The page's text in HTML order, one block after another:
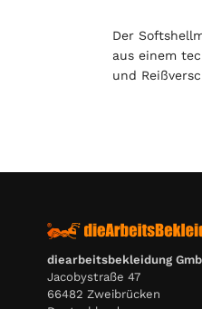
Der
aus einem
und
diearbeitsbekleidung
Jacobystraße 47
66482 Zweibrücken